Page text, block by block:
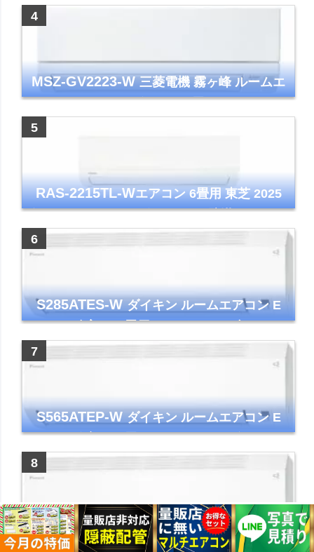
MSZ-GV2223-W三菱電機 霧ヶ峰 ルームエ
アコン GVシリーズ おもに6畳用 ピュアホワ
RAS-2215TL-Wエアコン 6畳用 東芝 2025
年モデル TLシリーズ ホワイト 壁掛け クーラ
ー コンパクト 清潔
S285ATES-Wダイキン ルームエアコン E
シリーズ 主に10畳用 ホワイト 2025年モデル
コンパクトモデル ストリーマ
S565ATEP-Wダイキン ルームエアコン E
シリーズ 主に18畳用 ホワイト 2025年モデル
コンパクトモデル ストリーマ
S255ATES-Wダイキン ルームエアコン E